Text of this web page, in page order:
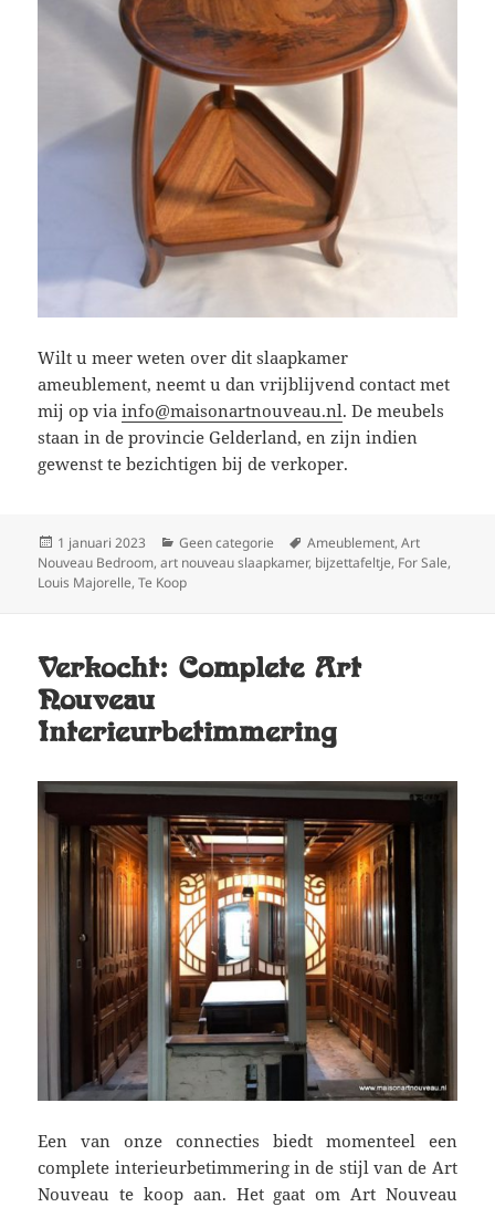
Wilt u meer weten over dit slaapkamer
ameublement, neemt u dan vrijblijvend contact met
mij op viainfo@maisonartnouveau.nl. De meubels
staan in de provincie Gelderland, en zijn indien
gewenst te bezichtigen bij de verkoper.
Geplaatst
op
1 januari 2023 Categorieën
Geen categorie Tags
Ameublement,Art
Nouveau Bedroom,art nouveau slaapkamer, bijzettafeltje, For Sale,
Louis Majorelle,Te Koop
Verkocht: Complete Art
Nouveau
Interieurbetimmering
Een van onze connecties biedt momenteel een
complete interieurbetimmering in de stijl van de Art
Nouveau te koop aan. Het gaat om Art Nouveau